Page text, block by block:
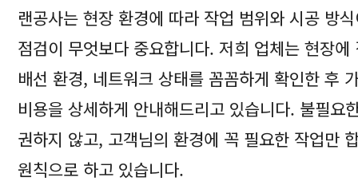
랜공사는 현장 환경에 따라 작업 범위와 시공 방
점검이 무엇보다 중요합니다. 저희 업체는 현장
배선 환경, 네트워크 상태를 꼼꼼하게 확인한 후
비용을 상세하게 안내해드리고 있습니다. 불필요
권하지 않고, 고객님의 환경에 꼭 필요한 작업만
원칙으로 하고 있습니다.